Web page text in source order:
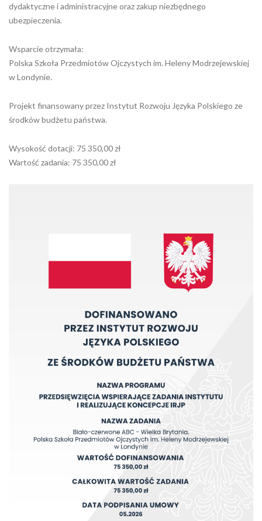
dydaktyczne i administracyjne oraz zakup niezbędnego
ubezpieczenia.
Wsparcie otrzymała:
Polska Szkoła Przedmiotów Ojczystych im. Heleny Modrzejewskiej
w Londynie.
Projekt finansowany przez Instytut Rozwoju Języka Polskiego ze
środków budżetu państwa.
Wysokość dotacji: 75 350,00 zł
Wartość zadania: 75 350,00 zł